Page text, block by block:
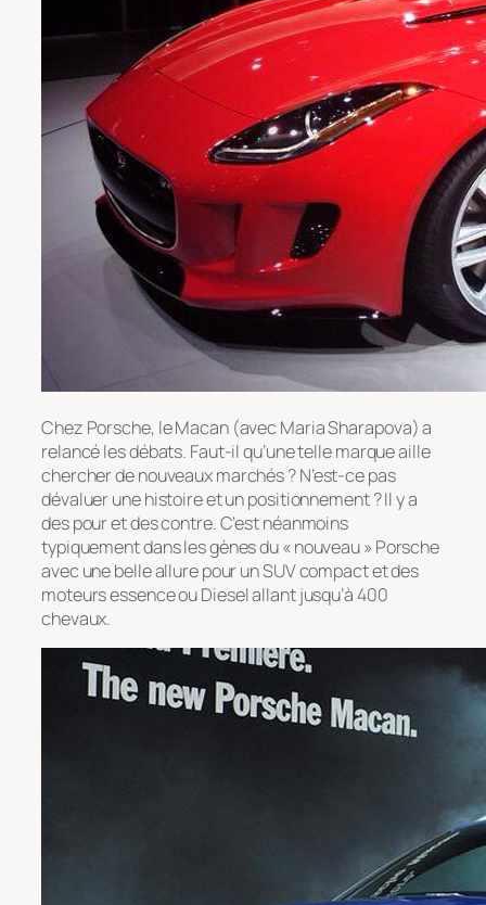
Chez Porsche, le Macan (avec Maria Sharapova) a
relancé les débats. Faut-il qu’une telle marque aille
chercher de nouveaux marchés ? N’est-ce pas
dévaluer une histoire et un positionnement ? Il y a
des pour et des contre. C’est néanmoins
typiquement dans les gènes du « nouveau » Porsche
avec une belle allure pour un SUV compact et des
moteurs essence ou Diesel allant jusqu’à 400
chevaux.